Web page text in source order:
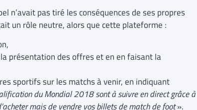
n’avait pas tiré les conséquences de ses propres
un rôle neutre, alors que cette plateforme :
présentation des offres et en en faisant la
sportifs sur les matchs à venir, en indiquant
du Mondial 2018 sont à suivre en direct grâce à
mais de vendre vos billets de match de foot».